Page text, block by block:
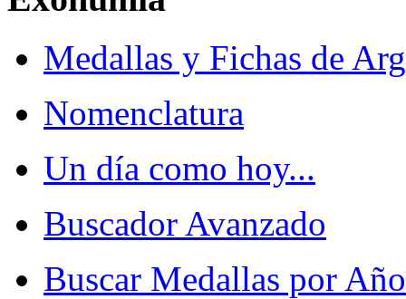
Medallas y Fichas de
Nomenclatura
Un día como hoy...
Buscador Avanzado
Buscar Medallas por Año